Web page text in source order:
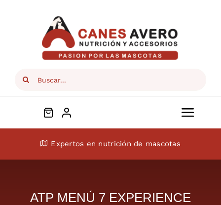
Search
ConócenosExpertos en nutrición de mascotas
ATP MENÚ 7 EXPERIENCE